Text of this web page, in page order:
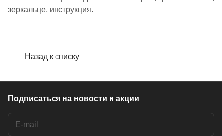
зеркальце, инструкция.
Назад к списку
Подписаться на новости и акции